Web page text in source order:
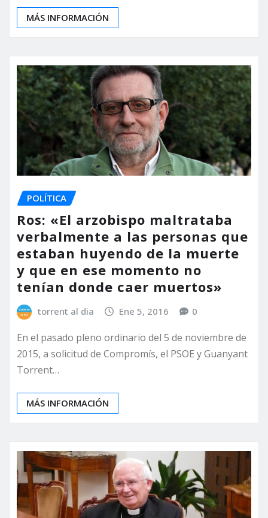
MÁS INFORMACIÓN
POLÍTICA
Ros: «El arzobispo maltrataba
verbalmente a las personas que
estaban huyendo de la muerte
y que en ese momento no
tenían donde caer muertos»
torrent al dia Ene 5, 2016 0
En el pasado pleno ordinario del 5 de noviembre de
2015, a solicitud de Compromís, el PSOE y Guanyant
Torrent…
MÁS INFORMACIÓN